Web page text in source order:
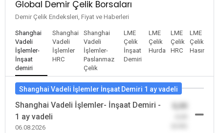
Global Demir Çelik Borsaları
Demir Çelik Endeksleri, Fiyat ve Haberleri
Shanghai
Vadeli
İşlemler-
İnşaat
demiri
Shanghai
Vadeli
İşlemler
HRC
Shanghai
Vadeli
İşlemler-
Paslanmaz
Çelik
LME
Çelik
İnşaat
Demiri
LME
Çelik
Hurda
LME
Çelik
HRC
LME
Çelik
Hasır
Shanghai Vadeli İşlemler İnşaat Demiri 1 ay vadeli
Shanghai Vadeli İşlemler- İnşaat Demiri -
1 ay vadeli
06.08.2026